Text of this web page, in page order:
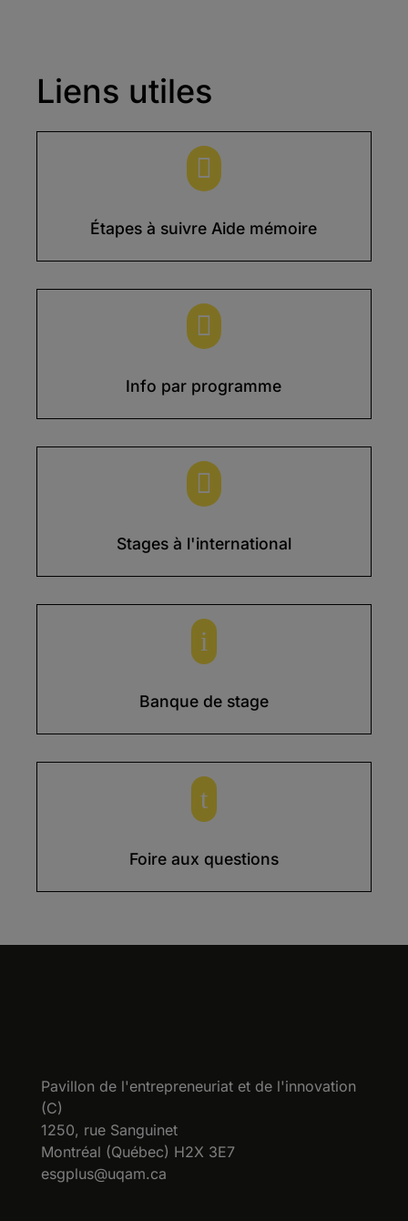
Liens utiles

Étapes à suivre Aide mémoire

Info par programme

Stages à l'international
i
Banque de stage
t
Foire aux questions
Pavillon de l'entrepreneuriat et de l'innovation
(C)
1250, rue Sanguinet
Montréal (Québec) H2X 3E7
esgplus@uqam.ca